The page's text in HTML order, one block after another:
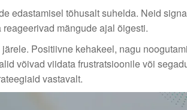
edastamisel tõhusalt suhelda. Neid
mängude ajal õigesti.
Positiivne kehakeel, nagu
võivad viidata frustratsioonile või
vastavalt.